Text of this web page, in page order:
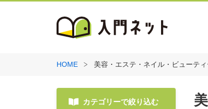
HOME 美容・エステ・ネイル・ビューテ
カテゴリーで絞り込む